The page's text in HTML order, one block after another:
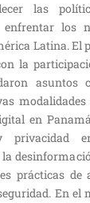
las
los
Latina. El
la
asuntos
en
privacidad
prácticas de
En el